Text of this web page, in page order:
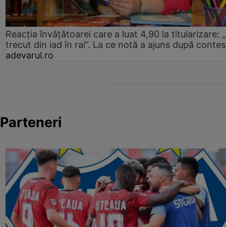
Reacția învățătoarei care a luat 4,90 la titularizare:
trecut din iad în rai”. La ce notă a ajuns după
adevarul.ro
Parteneri